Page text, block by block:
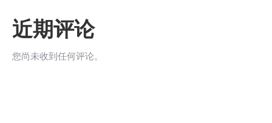
近期评论
您尚未收到任何评论。